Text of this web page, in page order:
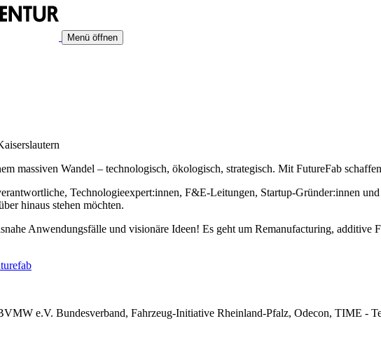
Menü öffnen
massiven Wandel – technologisch, ökologisch, strategisch. Mit FutureFab
Technologieexpert:innen, F&E-Leitungen, Startup-Gründer:innen
hinaus stehen möchten.
Anwendungsfälle und visionäre Ideen! Es geht um Remanufacturing,
e.V. Bundesverband, Fahrzeug-Initiative Rheinland-Pfalz, Odecon, TIME -